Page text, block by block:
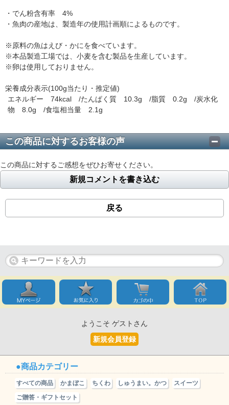
・でん粉含有率 4%
・魚肉の産地は、製造年の使用計画順によるものです。
※原料の魚はえび・かにを食べています。
※本品製造工場では、小麦を含む製品を生産しています。
※卵は使用しておりません。
栄養成分表示(100g当たり・推定値)
エネルギー 74kcal /たんぱく質 10.3g /脂質 0.2g /炭水化
物 8.0g /食塩相当量 2.1g
この商品に対するお客様の声
この商品に対するご感想をぜひお寄せください。
新規コメントを書き込む
戻る
ようこそ ゲストさん
新規会員登録
商品カテゴリー
すべての商品 かまぼこ ちくわ しゅうまい。かつ
スイーツ
ご贈答・ギフトセット